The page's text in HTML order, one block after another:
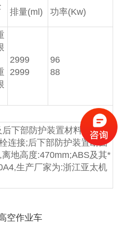
排量(ml) 功率(Kw)
2999
2999
96
88
下部防护装置材料材质:Q
连接;后下部防护装置断面
地高度:470mm;ABS及其*
生产厂家为:浙江亚太机
空作业车